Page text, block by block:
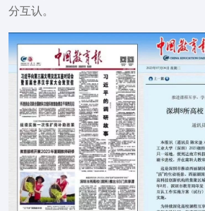
分互认。